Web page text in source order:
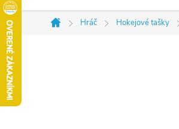
Domov
Hráč Hokejové tašky